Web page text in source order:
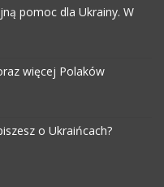
pomoc dla Ukrainy. W
więcej Polaków
o Ukraińcach?